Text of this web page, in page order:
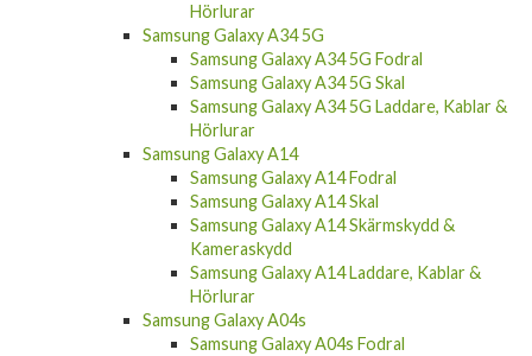
Hörlurar
Samsung Galaxy A34 5G
Samsung Galaxy A34 5G Fodral
Samsung Galaxy A34 5G Skal
Samsung Galaxy A34 5G Laddare, Kablar &
Hörlurar
Samsung Galaxy A14
Samsung Galaxy A14 Fodral
Samsung Galaxy A14 Skal
Samsung Galaxy A14 Skärmskydd &
Kameraskydd
Samsung Galaxy A14 Laddare, Kablar &
Hörlurar
Samsung Galaxy A04s
Samsung Galaxy A04s Fodral